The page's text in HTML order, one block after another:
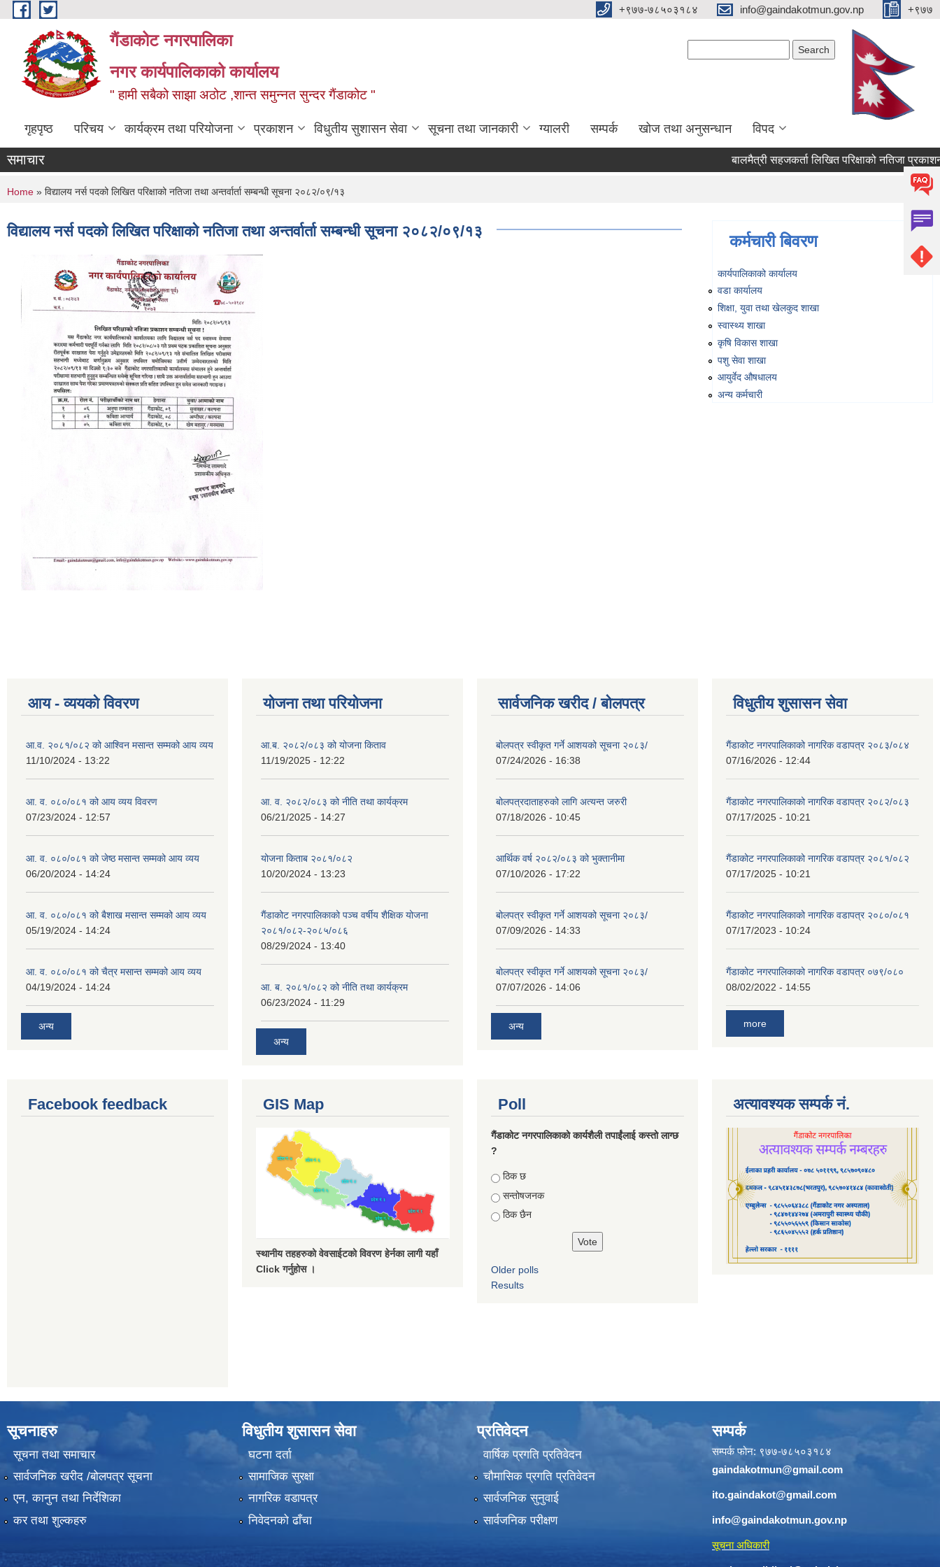
Skip to main content +९७७-७८५०३१८४ info@gaindakotmun.gov.np +९७७
गैंडाकोट नगरपालिका
नगर कार्यपालिकाको कार्यालय
" हामी सबैको साझा अठोट ,शान्त समुन्नत सुन्दर गैंडाकोट "
गृहपृष्ठ परिचय कार्यक्रम तथा परियोजना प्रकाशन विधुतीय सुशासन सेवा सूचना तथा जानकारी ग्यालरी सम्पर्क खोज तथा अनुसन्धान विपद
समाचार बालमैत्री सहजकर्ता लिखित परिक्षाको नतिजा प्रकाशन
You are here
Home » विद्यालय नर्स पदको लिखित परिक्षाको नतिजा तथा अन्तर्वार्ता सम्बन्धी सूचना २०८२/०९/१३
विद्यालय नर्स पदको लिखित परिक्षाको नतिजा तथा अन्तर्वार्ता सम्बन्धी सूचना २०८२/०९/१३
कर्मचारी बिवरण
कार्यपालिकाको कार्यालय
वडा कार्यालय
शिक्षा, युवा तथा खेलकुद शाखा
स्वास्थ्य शाखा
कृषि विकास शाखा
पशु सेवा शाखा
आयुर्वेद औषधालय
अन्य कर्मचारी
आय - व्ययको विवरण
आ.व. २०८१/०८२ को आश्विन मसान्त सम्मको आय व्यय
11/10/2024 - 13:22
आ. व. ०८०/०८१ को आय व्यय विवरण
07/23/2024 - 12:57
आ. व. ०८०/०८१ को जेष्ठ मसान्त सम्मको आय व्यय
06/20/2024 - 14:24
आ. व. ०८०/०८१ को बैशाख मसान्त सम्मको आय व्यय
05/19/2024 - 14:24
आ. व. ०८०/०८१ को चैत्र मसान्त सम्मको आय व्यय
04/19/2024 - 14:24
अन्य
योजना तथा परियोजना
आ.ब. २०८२/०८३ को योजना किताव
11/19/2025 - 12:22
आ. व. २०८२/०८३ को नीति तथा कार्यक्रम
06/21/2025 - 14:27
योजना किताब २०८१/०८२
10/20/2024 - 13:23
गैंडाकोट नगरपालिकाको पञ्च वर्षीय शैक्षिक योजना
२०८१/०८२-२०८५/०८६
08/29/2024 - 13:40
आ. ब. २०८१/०८२ को नीति तथा कार्यक्रम
06/23/2024 - 11:29
अन्य
सार्वजनिक खरीद / बोलपत्र
बोलपत्र स्वीकृत गर्ने आशयको सूचना २०८३/
07/24/2026 - 16:38
बोलपत्रदाताहरुको लागि अत्यन्त जरुरी
07/18/2026 - 10:45
आर्थिक वर्ष २०८२/०८३ को भुक्तानीमा
07/10/2026 - 17:22
बोलपत्र स्वीकृत गर्ने आशयको सूचना २०८३/
07/09/2026 - 14:33
बोलपत्र स्वीकृत गर्ने आशयको सूचना २०८३/
07/07/2026 - 14:06
अन्य
विधुतीय शुसासन सेवा
गैंडाकोट नगरपालिकाको नागरिक वडापत्र २०८३/०८४
07/16/2026 - 12:44
गैंडाकोट नगरपालिकाको नागरिक वडापत्र २०८२/०८३
07/17/2025 - 10:21
गैंडाकोट नगरपालिकाको नागरिक वडापत्र २०८१/०८२
07/17/2025 - 10:21
गैंडाकोट नगरपालिकाको नागरिक वडापत्र २०८०/०८१
07/17/2023 - 10:24
गैंडाकोट नगरपालिकाको नागरिक वडापत्र ०७९/०८०
08/02/2022 - 14:55
more
Facebook feedback GIS Map
स्थानीय तहहरुको वेवसाईटको विवरण हेर्नका लागी यहाँ
Click गर्नुहोस ।
Poll
गैंडाकोट नगरपालिकाको कार्यशैली तपाईंलाई कस्तो लाग्छ
?
Choices
ठिक छ
सन्तोषजनक
ठिक छैन
Older polls
Results
अत्यावश्यक सम्पर्क नं.
सूचनाहरु
सूचना तथा समाचार
सार्वजनिक खरीद /बोलपत्र सूचना
एन, कानुन तथा निर्देशिका
कर तथा शुल्कहरु
विधुतीय शुसासन सेवा
घटना दर्ता
सामाजिक सुरक्षा
नागरिक वडापत्र
निवेदनको ढाँचा
प्रतिवेदन
वार्षिक प्रगति प्रतिवेदन
चौमासिक प्रगति प्रतिवेदन
सार्वजनिक सुनुवाई
सार्वजनिक परीक्षण
सम्पर्क
सम्पर्क फोन: ९७७-७८५०३१८४
gaindakotmun@gmail.com
ito.gaindakot@gmail.com
info@gaindakotmun.gov.np
सूचना अधिकारी